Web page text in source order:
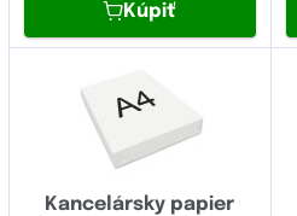
Kúpiť
Kancelársky papier